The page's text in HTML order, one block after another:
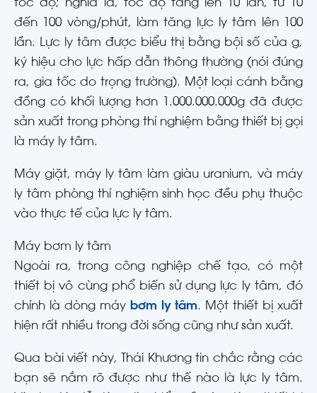
tốc độ; nghĩa là, tốc độ tăng lên 10 lần, từ 10
đến 100 vòng/phút, làm tăng lực ly tâm lên 100
lần. Lực ly tâm được biểu thị bằng bội số của g,
ký hiệu cho lực hấp dẫn thông thường (nói đúng
ra, gia tốc do trọng trường). Một loại cánh bằng
đồng có khối lượng hơn 1.000.000.000g đã được
sản xuất trong phòng thí nghiệm bằng thiết bị gọi
là máy ly tâm.
Máy giặt, máy ly tâm làm giàu uranium, và máy
ly tâm phòng thí nghiệm sinh học đều phụ thuộc
vào thực tế của lực ly tâm.
Máy bơm ly tâm
Ngoài ra, trong công nghiệp chế tạo, có một
thiết bị vô cùng phổ biến sử dụng lực ly tâm, đó
chính là dòng máy bơm ly tâm. Một thiết bị xuất
hiện rất nhiều trong đời sống cũng như sản xuất.
Qua bài viết này, Thái Khương tin chắc rằng các
bạn sẽ nắm rõ được như thế nào là lực ly tâm.